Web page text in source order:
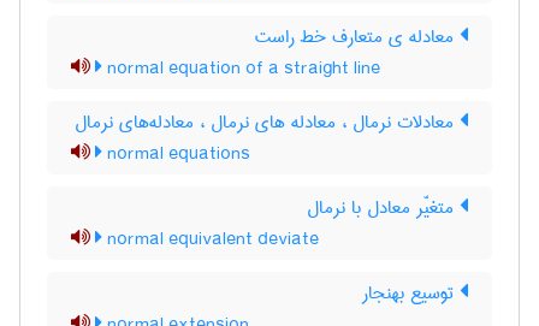
معادله ی متعارف خط راست
normal equation of a straight line
معادلات نرمال ، معادله های نرمال ، معادله‌های نرمال
normal equations
متغیّر معادل با نرمال
normal equivalent deviate
توسیع بهنجار